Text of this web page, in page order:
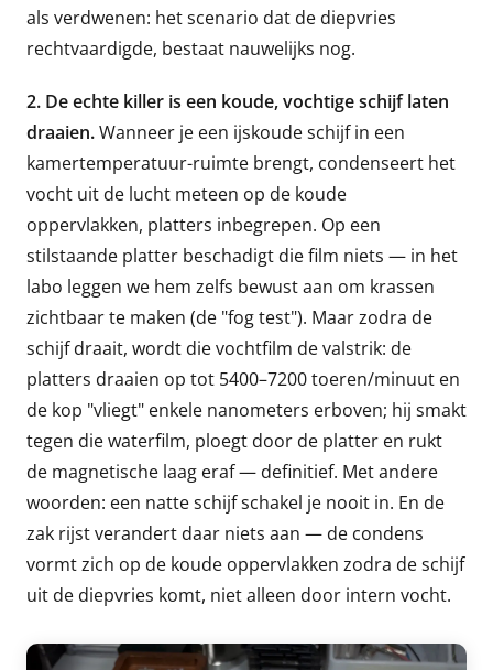
als verdwenen: het scenario dat de diepvries
rechtvaardigde, bestaat nauwelijks nog.
2. De echte killer is een koude, vochtige schijf laten
draaien.Wanneer je een ijskoude schijf in een
kamertemperatuur-ruimte brengt, condenseert het
vocht uit de lucht meteen op de koude
oppervlakken, platters inbegrepen. Op een
stilstaande platter beschadigt die film niets — in het
labo leggen we hem zelfs bewust aan om krassen
zichtbaar te maken (de "fog test"). Maar zodra de
schijf draait, wordt die vochtfilm de valstrik: de
platters draaien op tot 5400–7200 toeren/minuut en
de kop "vliegt" enkele nanometers erboven; hij smakt
tegen die waterfilm, ploegt door de platter en rukt
de magnetische laag eraf — definitief. Met andere
woorden: een natte schijf schakel je nooit in. En de
zak rijst verandert daar niets aan — de condens
vormt zich op de koude oppervlakken zodra de schijf
uit de diepvries komt, niet alleen door intern vocht.